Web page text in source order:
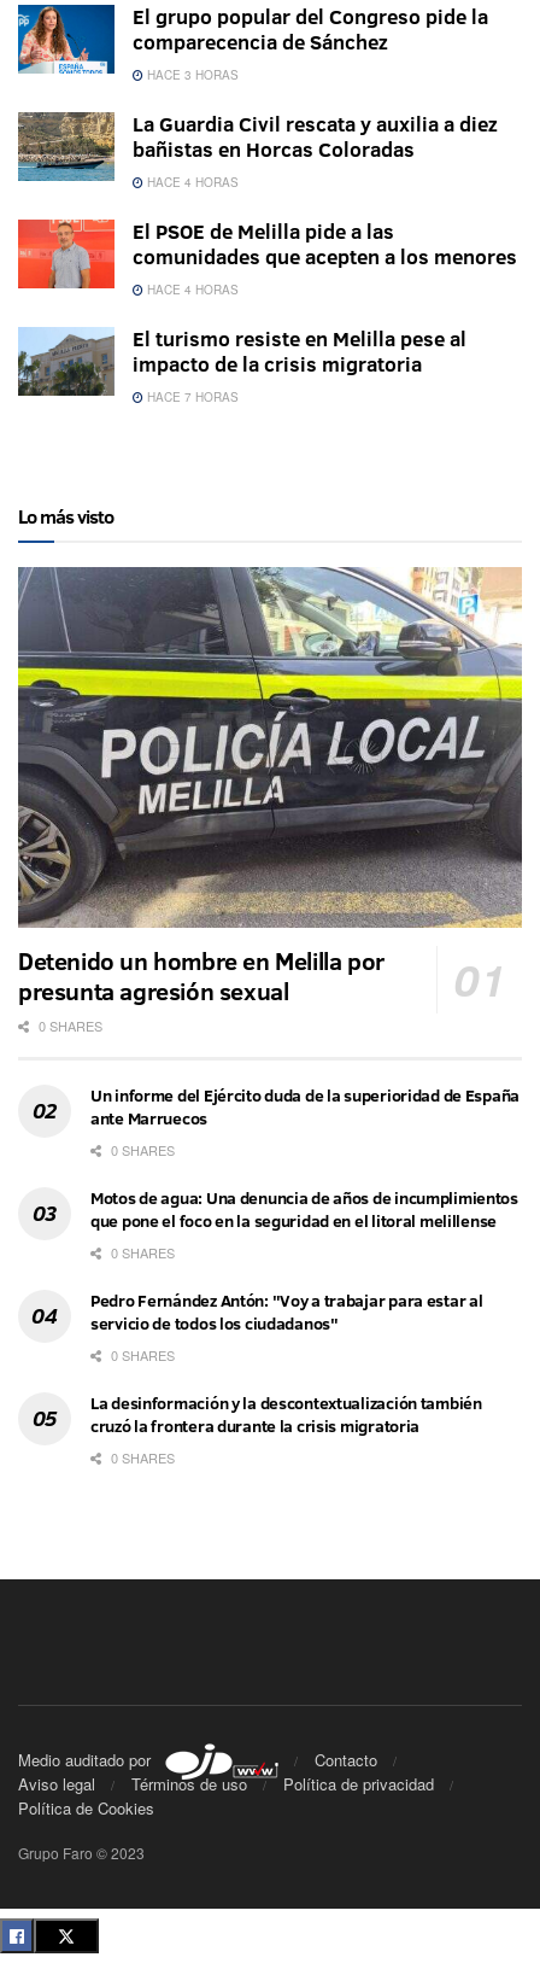
El grupo popular del Congreso pide la
comparecencia de Sánchez
HACE 3 HORAS
La Guardia Civil rescata y auxilia a diez
bañistas en Horcas Coloradas
HACE 4 HORAS
El PSOE de Melilla pide a las
comunidades que acepten a los menores
HACE 4 HORAS
El turismo resiste en Melilla pese al
impacto de la crisis migratoria
HACE 7 HORAS
Lo más visto
Detenido un hombre en Melilla por
presunta agresión sexual
0 SHARES
Un informe del Ejército duda de la superioridad de España
ante Marruecos
0 SHARES
Motos de agua: Una denuncia de años de incumplimientos
que pone el foco en la seguridad en el litoral melillense
0 SHARES
Pedro Fernández Antón: "Voy a trabajar para estar al
servicio de todos los ciudadanos"
0 SHARES
La desinformación y la descontextualización también
cruzó la frontera durante la crisis migratoria
0 SHARES
Medio auditado por
Contacto
Aviso legal
Términos de uso
Política de privacidad
Política de Cookies
Grupo Faro © 2023